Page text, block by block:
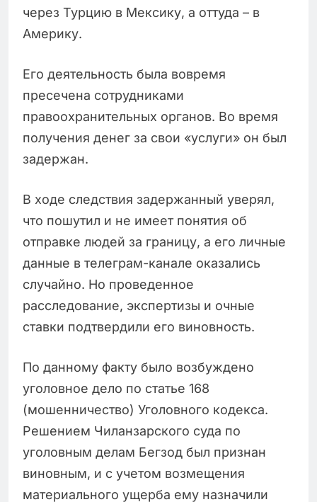
через Турцию в Мексику, а оттуда – в
Америку.
Его деятельность была вовремя
пресечена сотрудниками
правоохранительных органов. Во время
получения денег за свои «услуги» он был
задержан.
В ходе следствия задержанный уверял,
что пошутил и не имеет понятия об
отправке людей за границу, а его личные
данные в телеграм-канале оказались
случайно. Но проведенное
расследование, экспертизы и очные
ставки подтвердили его виновность.
По данному факту было возбуждено
уголовное дело по статье 168
(мошенничество) Уголовного кодекса.
Решением Чиланзарского суда по
уголовным делам Бегзод был признан
виновным, и с учетом возмещения
материального ущерба ему назначили